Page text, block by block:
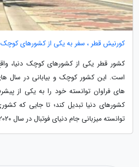
کورنیش قطر ، سفر به یکی از کشورهای کوچک
کشور قطر یکی از کشورهای کوچک دنیا،
است. این کشور کوچک و بیابانی در سال
های فراوان توانسته خود را به یکی از
کشورهای دنیا تبدیل کند؛ تا جایی که
توانسته میزبانی جام دنیای فوتبال در سال 2020...